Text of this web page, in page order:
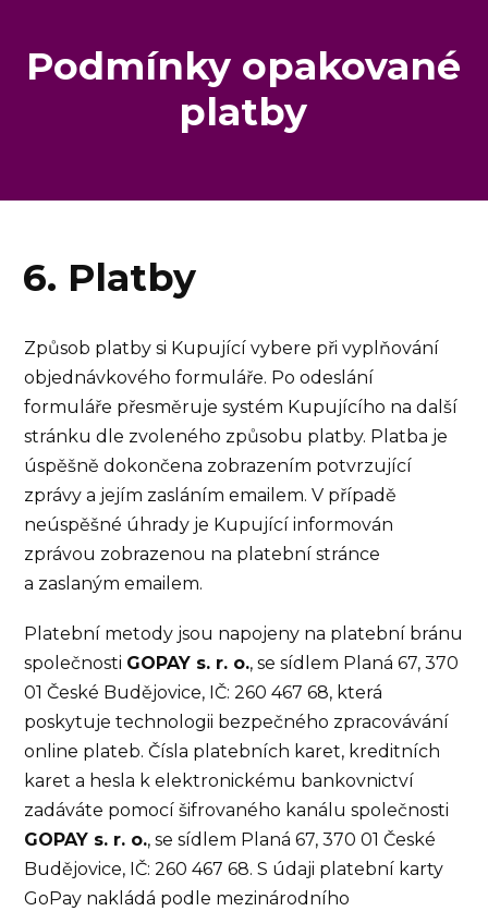
Podmínky opakované
platby
6. Platby
Způsob platby si Kupující vybere při vyplňování
objednávkového formuláře. Po odeslání
formuláře přesměruje systém Kupujícího na další
stránku dle zvoleného způsobu platby. Platba je
úspěšně dokončena zobrazením potvrzující
zprávy a jejím zasláním emailem. V případě
neúspěšné úhrady je Kupující informován
zprávou zobrazenou na platební stránce
a zaslaným emailem.
Platební metody jsou napojeny na platební bránu
společnosti GOPAY s. r. o., se sídlem Planá 67, 370
01 České Budějovice, IČ: 260 467 68, která
poskytuje technologii bezpečného zpracovávání
online plateb. Čísla platebních karet, kreditních
karet a hesla k elektronickému bankovnictví
zadáváte pomocí šifrovaného kanálu společnosti
GOPAY s. r. o., se sídlem Planá 67, 370 01 České
Budějovice, IČ: 260 467 68. S údaji platební karty
GoPay nakládá podle mezinárodního